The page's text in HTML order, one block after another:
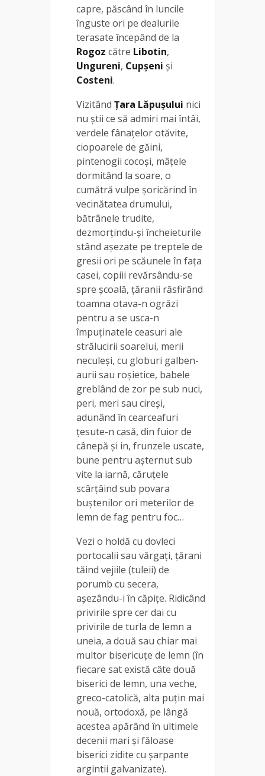
capre, păscând în luncile
înguste ori pe dealurile
terasate începând de la
Rogoz către Libotin,
Ungureni, Cupşeni şi
Costeni.
Vizitând Țara Lăpușului nici
nu ştii ce să admiri mai întâi,
verdele fânaţelor otăvite,
ciopoarele de găini,
pintenogii cocoşi, mâţele
dormitând la soare, o
cumătră vulpe şoricărind în
vecinătatea drumului,
bătrânele trudite,
dezmorţindu-şi încheieturile
stând aşezate pe treptele de
gresii ori pe scăunele în fața
casei, copiii revărsându-se
spre şcoală, ţăranii răsfirând
toamna otava-n ogrăzi
pentru a se usca-n
împuţinatele ceasuri ale
strălucirii soarelui, merii
neculeşi, cu globuri galben-
aurii sau roşietice, babele
greblând de zor pe sub nuci,
peri, meri sau cireşi,
adunând în cearceafuri
ţesute-n casă, din fuior de
cânepă şi in, frunzele uscate,
bune pentru aşternut sub
vite la iarnă, căruţele
scârţâind sub povara
buştenilor ori meterilor de
lemn de fag pentru foc…
Vezi o holdă cu dovleci
portocalii sau vărgaţi, ţărani
tăind vejiile (tuleii) de
porumb cu secera,
aşezându-i în căpiţe. Ridicând
privirile spre cer dai cu
privirile de turla de lemn a
uneia, a două sau chiar mai
multor bisericuţe de lemn (în
fiecare sat există câte două
biserici de lemn, una veche,
greco-catolică, alta puţin mai
nouă, ortodoxă, pe lângă
acestea apărând în ultimele
decenii mari și făloase
biserici zidite cu şarpante
argintii galvanizate).